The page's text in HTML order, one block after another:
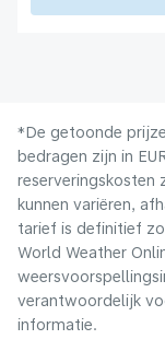
*De getoonde
bedragen zijn in
reserveringskosten
kunnen variëren,
tarief is definitief
World Weather
verantwoordelijk
informatie.